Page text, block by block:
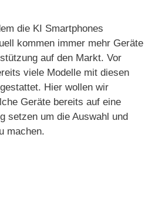
die KI Smartphones
kommen immer mehr Geräte
auf den Markt. Vor
viele Modelle mit diesen
Hier wollen wir
Geräte bereits auf eine
setzen um die Auswahl und
machen.